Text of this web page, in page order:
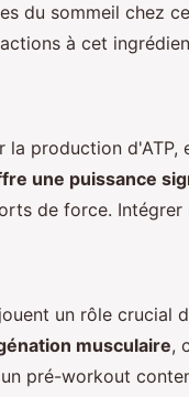
du sommeil chez
à cet
production d'ATP,
une puissance
de force. Intégrer
jouent un rôle crucial
musculaire,
pré-workout